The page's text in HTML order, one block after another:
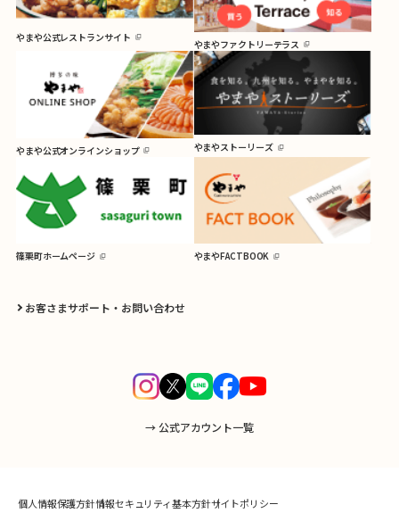
お客さまサポート・お問い合わせ
→ 公式アカウント一覧
やまや公式レストランサイト
やまやファクトリーテラス
やまや公式オンラインショップ やまやストーリーズ
篠栗町ホームページ やまやFACTBOOK
個人情報保護方針情報セキュリティ基本方針サイトポリシー